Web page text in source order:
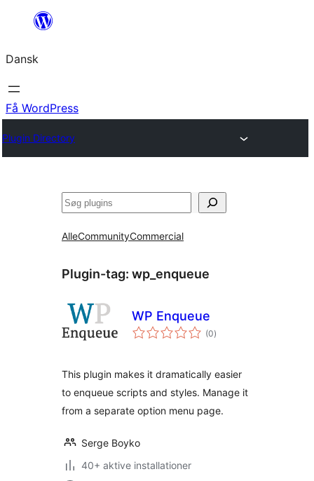
Spring
indhold
Dansk
Få WordPress
Plugin Directory
Søg
AlleCommunityCommercial
Plugin-tag: wp_enqueue
WP Enqueue
(0totale
bedømmelser
)
This plugin makes it dramatically easier
to enqueue scripts and styles. Manage it
from a separate option menu page.
Serge Boyko
40+ aktive installationer